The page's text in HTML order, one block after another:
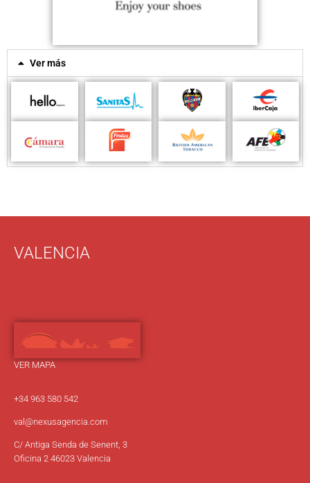
Ver más
VALENCIA
VER MAPA
+34 963 580 542
val@nexusagencia.com
C/ Antiga Senda de Senent, 3
Oficina 2 46023 Valencia